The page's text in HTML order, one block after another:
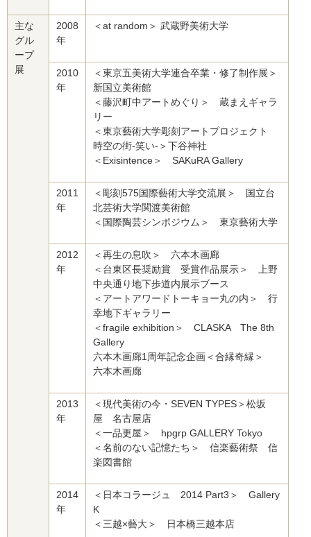
主な
グル
ープ
展
2008
年
＜at random＞ 武蔵野美術大学
2010
年
＜東京五美術大学連合卒業・修了制作展＞
新国立美術館
＜藤沢町中アートめぐり＞ 蔵まえギャラ
リー
＜東京藝術大学彫刻アートプロジェクト
時空の街-笑い-＞下谷神社
＜Exisintence＞ SAKuRA Gallery
2011
年
＜彫刻575国際藝術大学交流展＞ 国立台
北芸術大学関渡美術館
＜国際陶芸シンポジウム＞ 東京藝術大学
2012
年
＜再生の息吹＞ 六本木画廊
＜台東区長奨励賞 受賞作品展示＞ 上野
中央通り地下歩道内展示ブース
＜アートアワードトーキョー丸の内＞ 行
幸地下ギャラリー
＜fragile exhibition＞ CLASKA The 8th
Gallery
六本木画廊1周年記念企画＜合縁奇縁＞
六本木画廊
2013
年
＜現代美術の今・SEVEN TYPES＞松坂
屋 名古屋店
＜一品更屋＞ hpgrp GALLERY Tokyo
＜名前のない記憶たち＞ 信楽藝術祭 信
楽図書館
2014
年
＜日本コラージュ 2014 Part3＞ Gallery
K
＜三越×藝大＞ 日本橋三越本店